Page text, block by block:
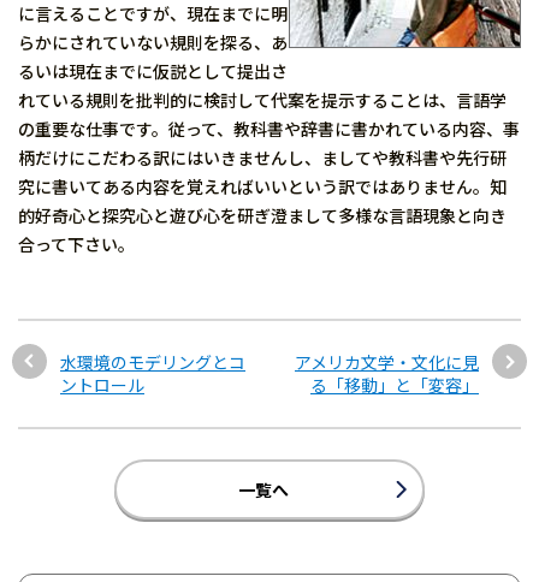
に言えることですが、現在までに明
らかにされていない規則を探る、あ
るいは現在までに仮説として提出さ
れている規則を批判的に検討して代案を提示することは、言語学
の重要な仕事です。従って、教科書や辞書に書かれている内容、事
柄だけにこだわる訳にはいきませんし、ましてや教科書や先行研
究に書いてある内容を覚えればいいという訳ではありません。知
的好奇心と探究心と遊び心を研ぎ澄まして多様な言語現象と向き
合って下さい。
水環境のモデリングとコ
ントロール
アメリカ文学・文化に見
る「移動」と「変容」
一覧へ